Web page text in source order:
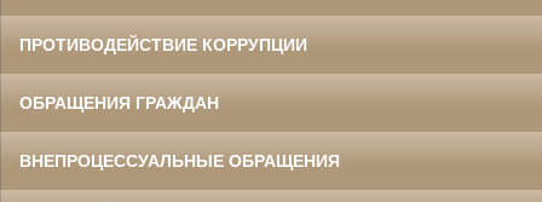
ПРОТИВОДЕЙСТВИЕ КОРРУПЦИИ
ОБРАЩЕНИЯ ГРАЖДАН
ВНЕПРОЦЕССУАЛЬНЫЕ ОБРАЩЕНИЯ